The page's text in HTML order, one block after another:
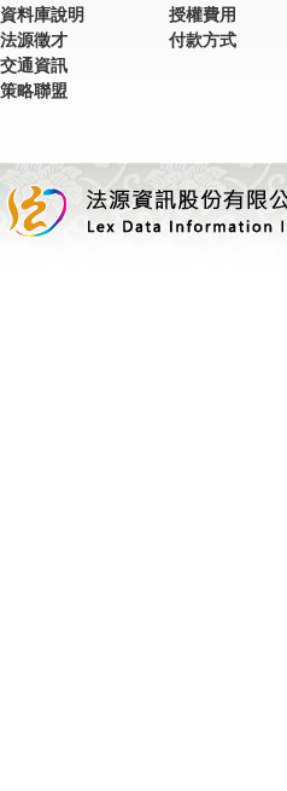
資料庫說明
法源徵才
交通資訊
策略聯盟
授權費用
付款方式